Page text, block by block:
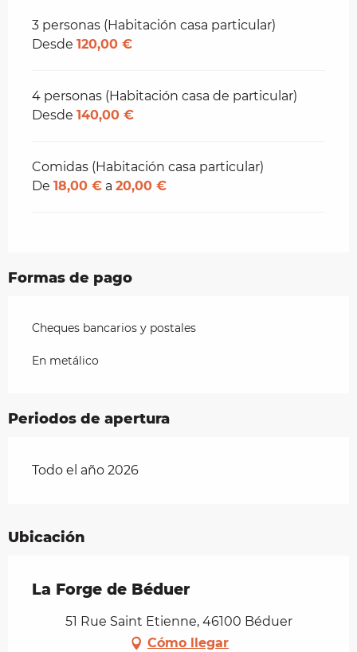
3 personas (Habitación casa particular)
Desde 120,00 €
4 personas (Habitación casa de particular)
Desde 140,00 €
Comidas (Habitación casa particular)
De 18,00 € a 20,00 €
Formas de pago
Cheques bancarios y postales
En metálico
Periodos de apertura
Todo el año 2026
Ubicación
La Forge de Béduer
51 Rue Saint Etienne, 46100 Béduer
Cómo llegar